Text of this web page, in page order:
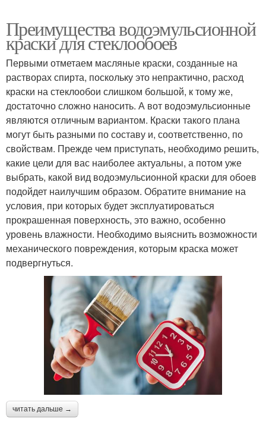
Преимущества водоэмульсионной
краски для стеклообоев
Первыми отметаем масляные краски, созданные на
растворах спирта, поскольку это непрактично, расход
краски на стеклообои слишком большой, к тому же,
достаточно сложно наносить. А вот водоэмульсионные
являются отличным вариантом. Краски такого плана
могут быть разными по составу и, соответственно, по
свойствам. Прежде чем приступать, необходимо решить,
какие цели для вас наиболее актуальны, а потом уже
выбрать, какой вид водоэмульсионной краски для обоев
подойдет наилучшим образом. Обратите внимание на
условия, при которых будет эксплуатироваться
прокрашенная поверхность, это важно, особенно
уровень влажности. Необходимо выяснить возможности
механического повреждения, которым краска может
подвергнуться.
читать дальше →